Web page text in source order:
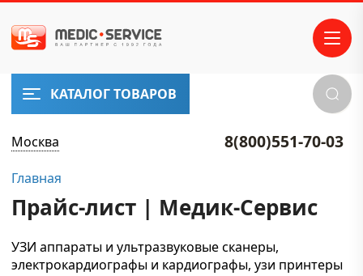
КАТАЛОГ ТОВАРОВ
Москва 8(800)551-70-03
Главная
Прайс-лист | Медик-Сервис
УЗИ аппараты и ультразвуковые сканеры,
электрокардиографы и кардиографы, узи принтеры